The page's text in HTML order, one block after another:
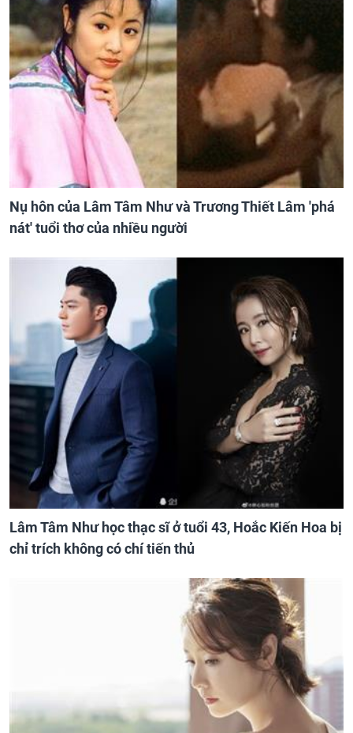
Nụ hôn của Lâm Tâm Như và Trương Thiết Lâm 'phá
nát' tuổi thơ của nhiều người
Lâm Tâm Như học thạc sĩ ở tuổi 43, Hoắc Kiến Hoa bị
chỉ trích không có chí tiến thủ